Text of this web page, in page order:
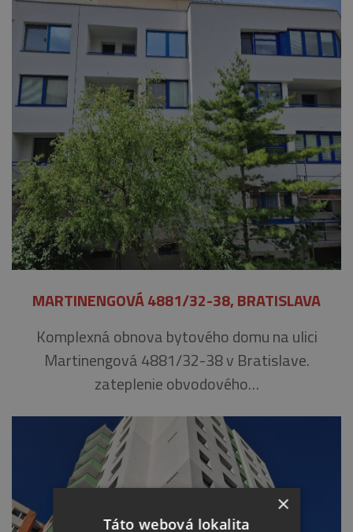
MARTINENGOVÁ 4881/32-38, BRATISLAVA
Komplexná obnova bytového domu na ulici
Martinengová 4881/32-38 v Bratislave.
zateplenie obvodového…
×
Táto webová lokalita